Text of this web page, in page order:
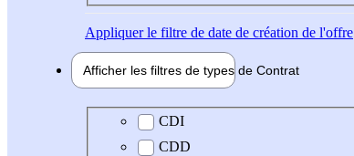
Appliquerle filtre de date de création de l'offre
Afficher les filtres de types de Contrat
Type de contrat
CDI
CDD